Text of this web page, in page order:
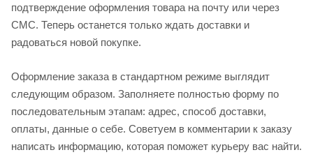
подтверждение оформления товара на почту или через
СМС. Теперь останется только ждать доставки и
радоваться новой покупке.
Оформление заказа в стандартном режиме выглядит
следующим образом. Заполняете полностью форму по
последовательным этапам: адрес, способ доставки,
оплаты, данные о себе. Советуем в комментарии к заказу
написать информацию, которая поможет курьеру вас найти.